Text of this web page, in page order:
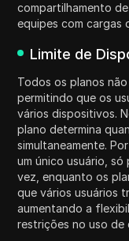
compartilhamento
equipes com cargas
Limite de
Todos os planos
permitindo que os
vários dispositivos.
plano determina
simultaneamente.
um único usuário,
vez, enquanto os
que vários usuários
aumentando a
restrições no uso de